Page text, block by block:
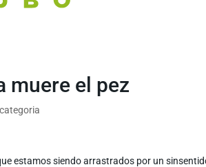
muere el pez
estamos siendo arrastrados por un